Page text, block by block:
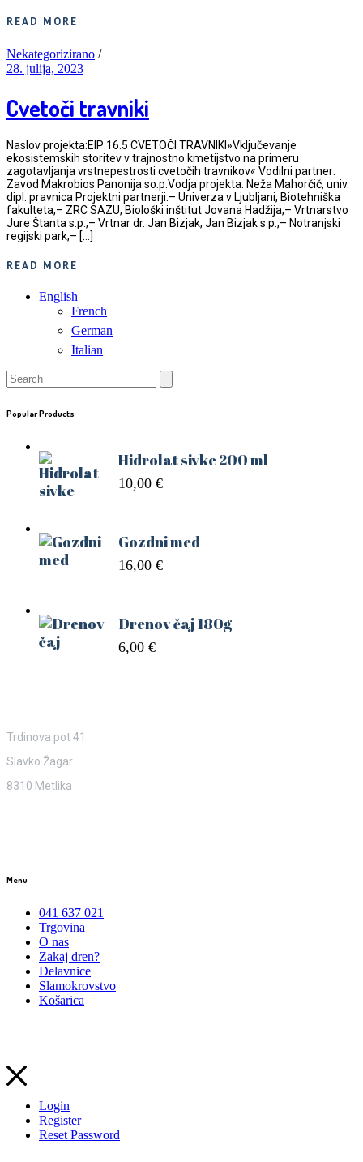
READ MORE
Nekategorizirano /
28. julija, 2023
Cvetoči travniki
Naslov projekta:EIP 16.5 CVETOČI TRAVNIKI»Vključevanje
ekosistemskih storitev v trajnostno kmetijstvo na primeru
zagotavljanja vrstnepestrosti cvetočih travnikov« Vodilni partner:
Zavod Makrobios Panonija so.p.Vodja projekta: Neža Mahorčič, univ.
dipl. pravnica Projektni partnerji:– Univerza v Ljubljani, Biotehniška
fakulteta,– ZRC SAZU, Biološki inštitut Jovana Hadžija,– Vrtnarstvo
Jure Štanta s.p.,– Vrtnar dr. Jan Bizjak, Jan Bizjak s.p.,– Notranjski
regijski park,– […]
READ MORE
English
French
German
Italian
Search
for:
Popular Products
Hidrolat sivke 200 ml
10,00 €
Gozdni med
16,00 €
Drenov čaj 180g
6,00 €
Trdinova pot 41
Slavko Žagar
8310 Metlika
Menu
041 637 021
Trgovina
O nas
Zakaj dren?
Delavnice
Slamokrovstvo
Košarica
Login
Register
Reset Password